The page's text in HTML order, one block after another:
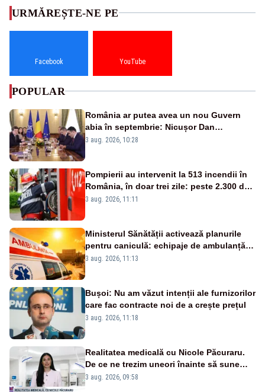
URMĂREȘTE-NE PE
Facebook YouTube
POPULAR
România ar putea avea un nou Guvern
abia în septembrie: Nicușor Dan
pregătește noi consultări cu partidele
3 aug. 2026, 10:28
Pompierii au intervenit la 513 incendii în
România, în doar trei zile: peste 2.300 de
hectare de teren au fost afectate
3 aug. 2026, 11:11
Ministerul Sănătății activează planurile
pentru caniculă: echipaje de ambulanță
suplimentate, stocuri de medicamente
3 aug. 2026, 11:13
Bușoi: Nu am văzut intenții ale furnizorilor
care fac contracte noi de a crește prețul
3 aug. 2026, 11:18
Realitatea medicală cu Nicole Păcuraru.
De ce ne trezim uneori înainte să sune
alarma?
3 aug. 2026, 09:58